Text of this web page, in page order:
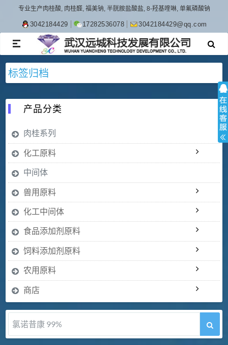
专业生产肉桂酸, 肉桂醛, 福美钠, 半胱胺盐酸盐, 8-羟基喹啉, 单氟磷酸钠
3042184429 17282536078 3042184429@qq.com
TOGGLE
NAVIGATION
标签归档
产品分类
肉桂系列
化工原料
中间体
兽用原料
化工中间体
食品添加剂原料
饲料添加剂原料
农用原料
商店
氯诺昔康 99%